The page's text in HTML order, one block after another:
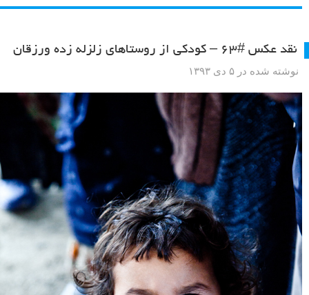
نقد عکس #۶۳ – کودکی از روستاهای زلزله زده ورزقان
نوشته شده در ۵ دی ۱۳۹۳